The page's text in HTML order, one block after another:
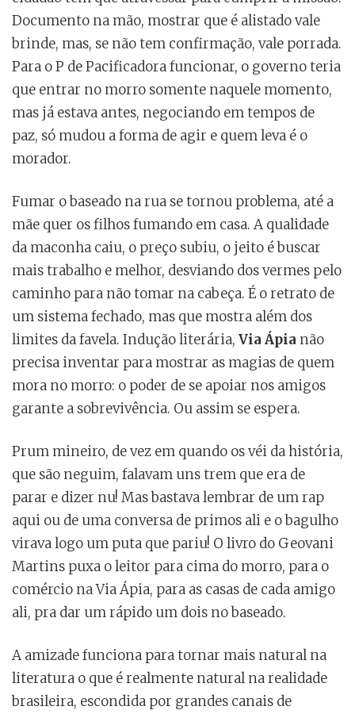
Documento na mão, mostrar que é alistado vale
brinde, mas, se não tem confirmação, vale porrada.
Para o P de Pacificadora funcionar, o governo teria
que entrar no morro somente naquele momento,
mas já estava antes, negociando em tempos de
paz, só mudou a forma de agir e quem leva é o
morador.
Fumar o baseado na rua se tornou problema, até a
mãe quer os filhos fumando em casa. A qualidade
da maconha caiu, o preço subiu, o jeito é buscar
mais trabalho e melhor, desviando dos vermes pelo
caminho para não tomar na cabeça. É o retrato de
um sistema fechado, mas que mostra além dos
limites da favela. Indução literária, Via Ápia não
precisa inventar para mostrar as magias de quem
mora no morro: o poder de se apoiar nos amigos
garante a sobrevivência. Ou assim se espera.
Prum mineiro, de vez em quando os véi da história,
que são neguim, falavam uns trem que era de
parar e dizer nu! Mas bastava lembrar de um rap
aqui ou de uma conversa de primos ali e o bagulho
virava logo um puta que pariu! O livro do Geovani
Martins puxa o leitor para cima do morro, para o
comércio na Via Ápia, para as casas de cada amigo
ali, pra dar um rápido um dois no baseado.
A amizade funciona para tornar mais natural na
literatura o que é realmente natural na realidade
brasileira, escondida por grandes canais de